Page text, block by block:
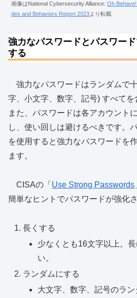
画像はNational Cybersecurity Alliance: Oh
des and Behaviors Report 2023より転載
強力なパスワードとパスワー
する
強力なパスワードはランダムで
字、小文字、数字、記号) すべてを
また、パスワードは各アカウント
し、使い回しは避けるべきです。
を使用すると強力なパスワードを
ます。
CISAの「 Use Strong Passwords
簡単なヒントでパスワードが強化
長くする
少なくとも16文字以上。
い。
ランダムにする
大文字、数字、記号のラン